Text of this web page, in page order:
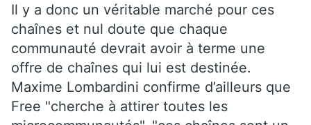
Il y a donc un véritable marché pour ces
chaînes et nul doute que chaque
communauté devrait avoir à terme une
offre de chaînes qui lui est destinée.
Maxime Lombardini confirme d’ailleurs que
Free "cherche à attirer toutes les